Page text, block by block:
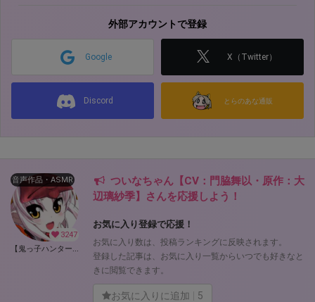
外部アカウントで登録
Google X（Twitter）
Discord とらのあな通販
3247
音声作品・ASMR
【鬼っ子ハンターついなちゃん】（CV：門脇舞以）プロジェクト！ (ついなちゃん【CV：門脇舞以・原作：大辺璃紗季】)
ついなちゃん【CV：門脇舞以・原作：大
辺璃紗季】さんを応援しよう！
お気に入り登録で応援！
お気に入り数は、投稿ランキングに反映されます。
登録した記事は、お気に入り一覧からいつでも好きなと
きに閲覧できます。
お気に入りに追加 5